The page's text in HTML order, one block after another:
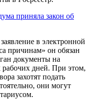
приняла закон об
в электронной
причинам» он обязан
документы на
рабочих дней. При этом,
захотят подать
они могут